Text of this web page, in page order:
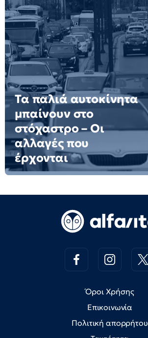
Τα παλιά αυτοκίνητα
μπαίνουν στο
στόχαστρο – Οι
αλλαγές που
έρχονται
Όροι Χρήσης
Επικοινωνία
Πολιτική απορρήτου